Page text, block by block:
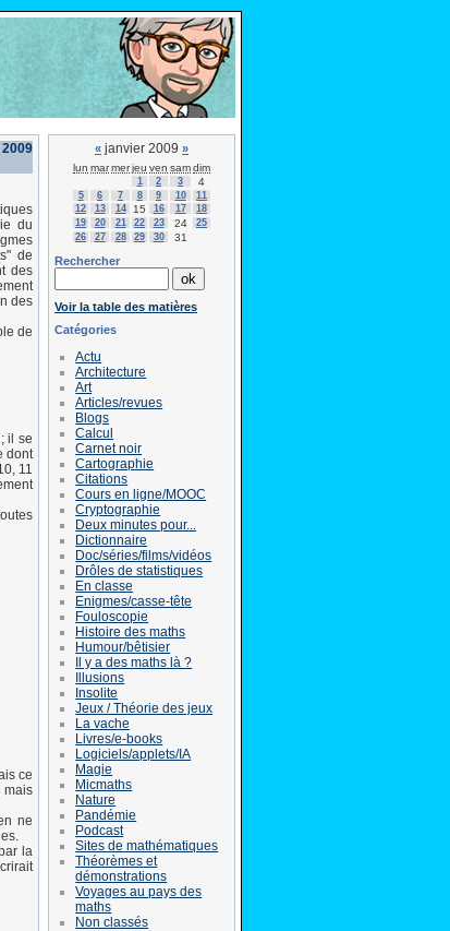
du
de
des
des
de
il se
dont
11
ce
mais
ne
la
« janvier 2009 »
lun marmerjeu ven samdim
1 2 3 4
5 6 7 8 9 10
11
12
13 14 15 16 17
18
19
20 21 22 23 24
25
26
27 28 29 30 31
Rechercher
Voir la table des matières
Catégories
Actu
Architecture
Art
Articles/revues
Blogs
Calcul
Carnet noir
Cartographie
Citations
Cours en ligne/MOOC
Cryptographie
Deux minutes pour...
Dictionnaire
Doc/séries/films/vidéos
Drôles de statistiques
En classe
Enigmes/casse-tête
Fouloscopie
Histoire des maths
Humour/bêtisier
Il y a des maths là ?
Illusions
Insolite
Jeux / Théorie des jeux
La vache
Livres/e-books
Logiciels/applets/IA
Magie
Micmaths
Nature
Pandémie
Podcast
Sites de mathématiques
Théorèmes et
démonstrations
Voyages au pays des
maths
Non classés